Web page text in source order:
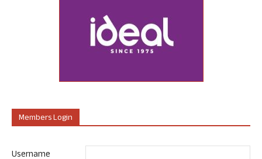
Members Login
Username